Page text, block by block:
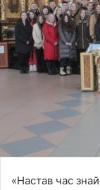
«Настав час